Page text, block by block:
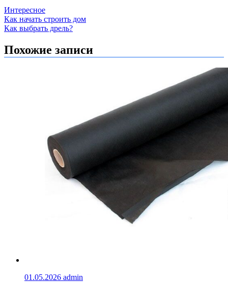
Интересное
Навигация
по
записям
Как начать строить дом
Как выбрать дрель?
Похожие записи
01.05.2026 admin